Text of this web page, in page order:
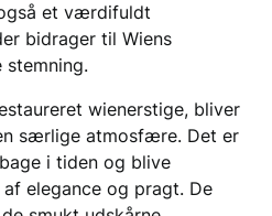
et værdifuldt
bidrager til Wiens
stemning.
wienerstige, bliver
særlige atmosfære. Det er
i tiden og blive
elegance og pragt. De